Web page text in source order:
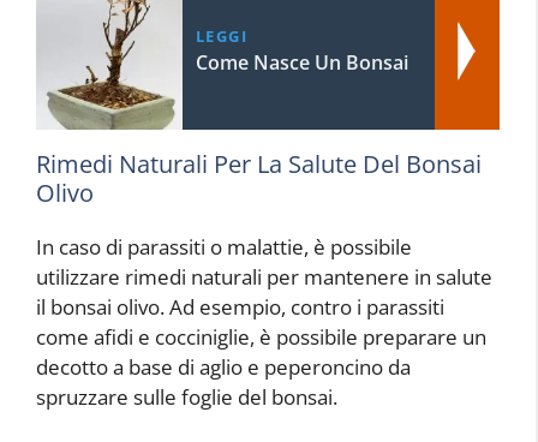
LEGGI
Come Nasce Un Bonsai
Rimedi Naturali Per La Salute Del Bonsai
Olivo
In caso di parassiti o malattie, è possibile
utilizzare rimedi naturali per mantenere in salute
il bonsai olivo. Ad esempio, contro i parassiti
come afidi e cocciniglie, è possibile preparare un
decotto a base di aglio e peperoncino da
spruzzare sulle foglie del bonsai.